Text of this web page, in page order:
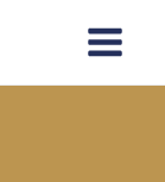
Main
Menu